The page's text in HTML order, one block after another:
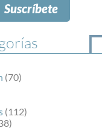
Suscríbete
(70)
(112)